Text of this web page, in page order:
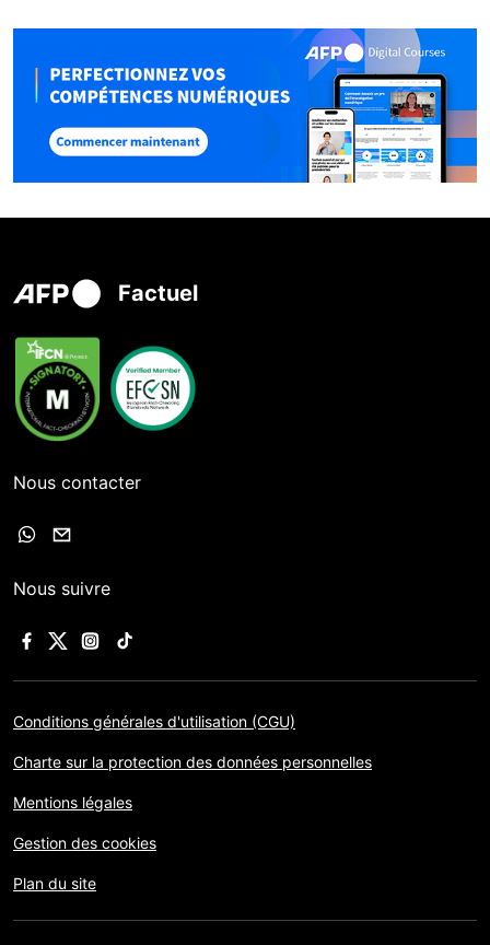
Factuel
Nous contacter
Nous suivre
Conditions générales d'utilisation (CGU)
Charte sur la protection des données personnelles
Mentions légales
Gestion des cookies
Plan du site